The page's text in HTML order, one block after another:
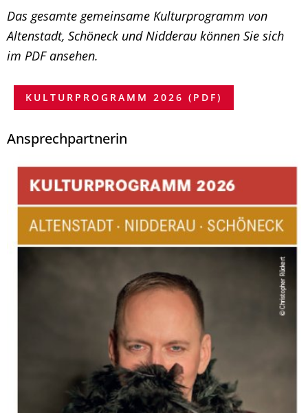
Das gesamte gemeinsame Kulturprogramm von
Altenstadt, Schöneck und Nidderau können Sie sich
im PDF ansehen.
KULTURPROGRAMM 2026 (PDF)
Ansprechpartnerin